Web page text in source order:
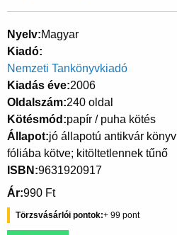
Nyelv Magyar
Kiadó
Nemzeti Tankönyvkiadó
Kiadás éve 2006
Oldalszám 240 oldal
Kötésmód papír / puha kötés
Állapot jó állapotú antikvár könyv
fóliába kötve; kitöltetlennek tűnő
ISBN 9631920917
Ár 990 Ft
Törzsvásárlói pontok 99